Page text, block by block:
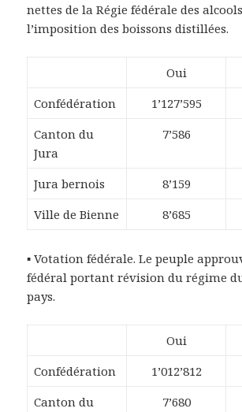
nettes de la Régie fédérale des
l’imposition des boissons distillées.
Oui
Confédération
1’127’595
Canton du
Jura
7’586
Jura bernois 8’159
Ville de Bienne
8’685
▪ Votation fédérale. Le peuple
fédéral portant révision du régime
pays.
Oui
Confédération
1’012’812
Canton du
7’680